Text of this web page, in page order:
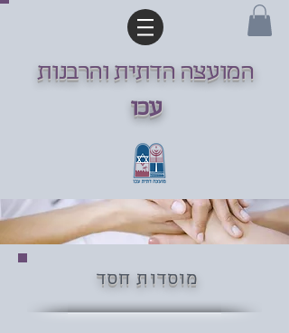
המועצה הדתית והרבנות
עכו
מוסדות חסד